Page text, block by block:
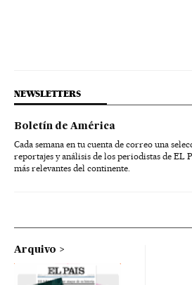
NEWSLETTERS
Boletín de América
Cada semana en tu cuenta de correo una
reportajes y análisis de los periodistas de EL
más relevantes del continente.
Arquivo